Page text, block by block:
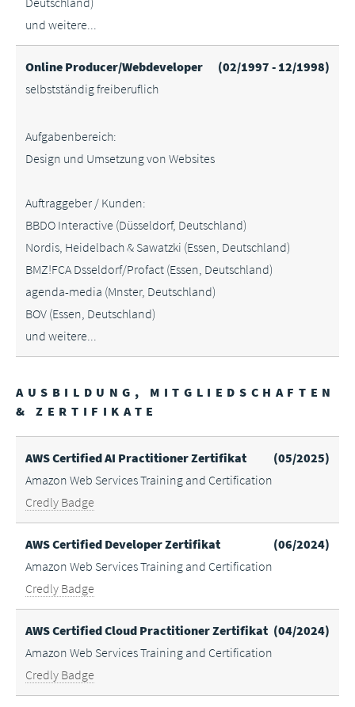
und weitere...
Online Producer/Webdeveloper
(02/1997 - 12/1998)
selbstständig freiberuflich
Aufgabenbereich:
Design und Umsetzung von Websites
Auftraggeber / Kunden:
BBDO Interactive (Düsseldorf, Deutschland)
Nordis, Heidelbach & Sawatzki (Essen, Deutschland)
BMZ!FCA Dsseldorf/Profact (Essen, Deutschland)
agenda-media (Mnster, Deutschland)
BOV (Essen, Deutschland)
und weitere...
AUSBILDUNG, MITGLIEDSCHAFTEN
& ZERTIFIKATE
AWS Certified AI Practitioner Zertifikat
(05/2025)
Amazon Web Services Training and Certification
Credly Badge
AWS Certified Developer Zertifikat
(06/2024)
Amazon Web Services Training and Certification
Credly Badge
AWS Certified Cloud Practitioner Zertifikat (04/2024)
Amazon Web Services Training and Certification
Credly Badge